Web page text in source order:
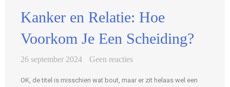
Kanker en Relatie: Hoe
Voorkom Je Een Scheiding?
26 september 2024 Geen reacties
OK, de titel is misschien wat bout, maar er zit helaas wel een